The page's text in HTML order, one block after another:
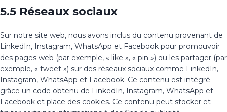
5.5 Réseaux sociaux
Sur notre site web, nous avons inclus du contenu provenant de
LinkedIn, Instagram, WhatsApp et Facebook pour promouvoir
des pages web (par exemple, « like », « pin ») ou les partager (par
exemple, « tweet ») sur des réseaux sociaux comme LinkedIn,
Instagram, WhatsApp et Facebook. Ce contenu est intégré
grâce un code obtenu de LinkedIn, Instagram, WhatsApp et
Facebook et place des cookies. Ce contenu peut stocker et